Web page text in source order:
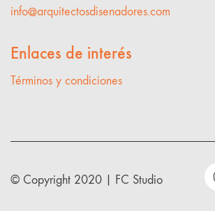
info@arquitectosdisenadores.com
Enlaces de interés
Términos y condiciones
© Copyright 2020 | FC Studio